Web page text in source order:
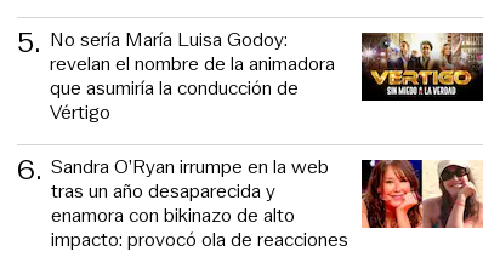
5. No sería María Luisa Godoy:
revelan el nombre de la animadora
que asumiría la conducción de
Vértigo
6. Sandra O’Ryan irrumpe en la web
tras un año desaparecida y
enamora con bikinazo de alto
impacto: provocó ola de reacciones